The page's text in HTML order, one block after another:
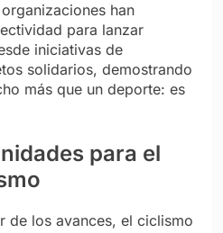
han
para lanzar
iniciativas de
solidarios, demostrando
más que un deporte: es
para el
de los avances, el ciclismo